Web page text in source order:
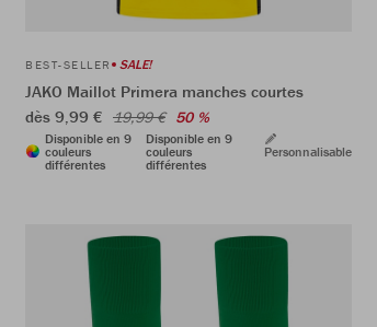
BEST-SELLER SALE!
JAKO Maillot Primera manches courtes
dès 9,99 € 19,99 € 50 %
Disponible en 9
couleurs
différentes
Disponible en 9
couleurs
différentes
Personnalisable